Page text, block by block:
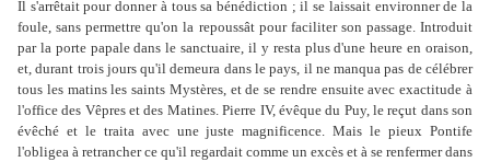
Il s'arrêtait pour donner à tous sa bénédiction ; il se laissait environner de la
foule, sans permettre qu'on la repoussât pour faciliter son passage. Introduit
par la porte papale dans le sanctuaire, il y resta plus d'une heure en oraison,
et, durant trois jours qu'il demeura dans le pays, il ne manqua pas de célébrer
tous les matins les saints Mystères, et de se rendre ensuite avec exactitude à
l'office des Vêpres et des Matines. Pierre IV, évêque du Puy, le reçut dans son
évêché et le traita avec une juste magnificence. Mais le pieux Pontife
l'obligea à retrancher ce qu'il regardait comme un excès et à se renfermer dans